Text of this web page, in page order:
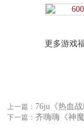
更多游戏
上一篇： 76ju《热血
下一篇： 齐嗨嗨《神